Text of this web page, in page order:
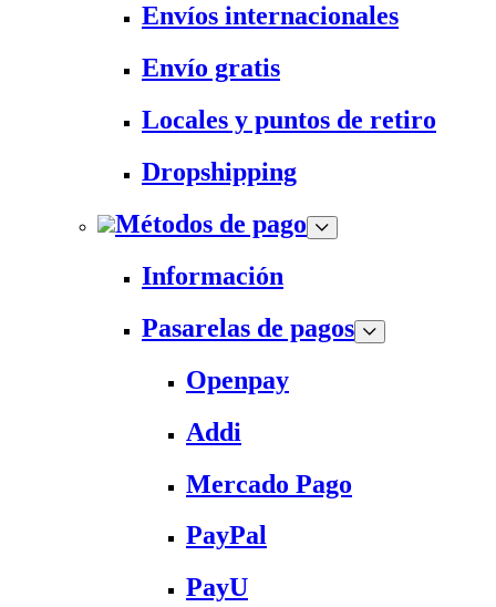
Envíos internacionales
Envío gratis
Locales y puntos de retiro
Dropshipping
Métodos de pago
Información
Pasarelas de pagos
Openpay
Addi
Mercado Pago
PayPal
PayU